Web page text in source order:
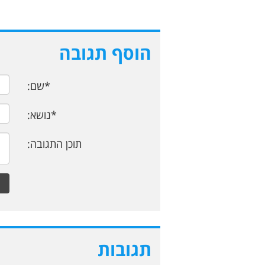
הוסף תגובה
*שם:
*נושא:
תוכן התגובה:
תגובות